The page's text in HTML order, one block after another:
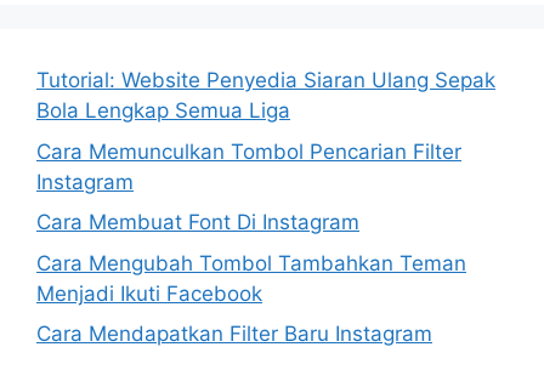
Tutorial: Website Penyedia Siaran Ulang Sepak
Bola Lengkap Semua Liga
Cara Memunculkan Tombol Pencarian Filter
Instagram
Cara Membuat Font Di Instagram
Cara Mengubah Tombol Tambahkan Teman
Menjadi Ikuti Facebook
Cara Mendapatkan Filter Baru Instagram